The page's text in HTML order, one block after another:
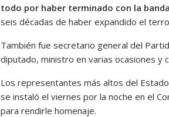
todo por haber terminado con la
seis décadas de haber expandido el
También fue secretario general del
diputado, ministro en varias ocasiones y
Los representantes más altos del
se instaló el viernes por la noche en el
para rendirle homenaje.